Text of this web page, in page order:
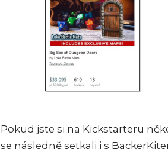
Pokud jste si na Kickstarteru
se následně setkali i s